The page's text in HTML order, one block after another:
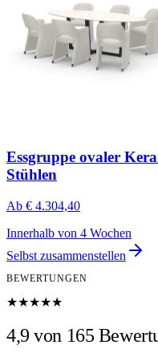
Essgruppe ovaler
Stühlen
Ab € 4.304,40
Innerhalb von 4 Wochen
Selbst zusammenstellen
BEWERTUNGEN
★★★★★
4,9 von 165